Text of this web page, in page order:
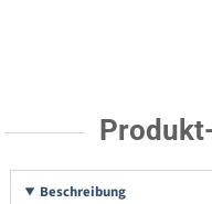
Beschreibung